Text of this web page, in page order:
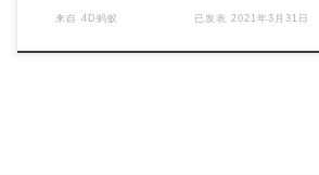
来自 4D蚂蚁 已发表 2021年3月31日